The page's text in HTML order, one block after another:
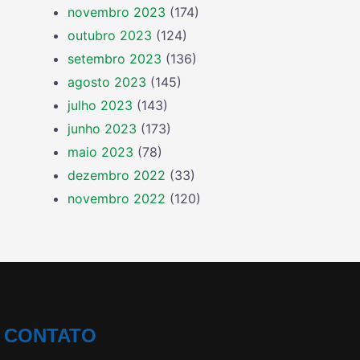
novembro 2023 (174)
outubro 2023 (124)
setembro 2023 (136)
agosto 2023 (145)
julho 2023 (143)
junho 2023 (173)
maio 2023 (78)
dezembro 2022 (33)
novembro 2022 (120)
CONTATO